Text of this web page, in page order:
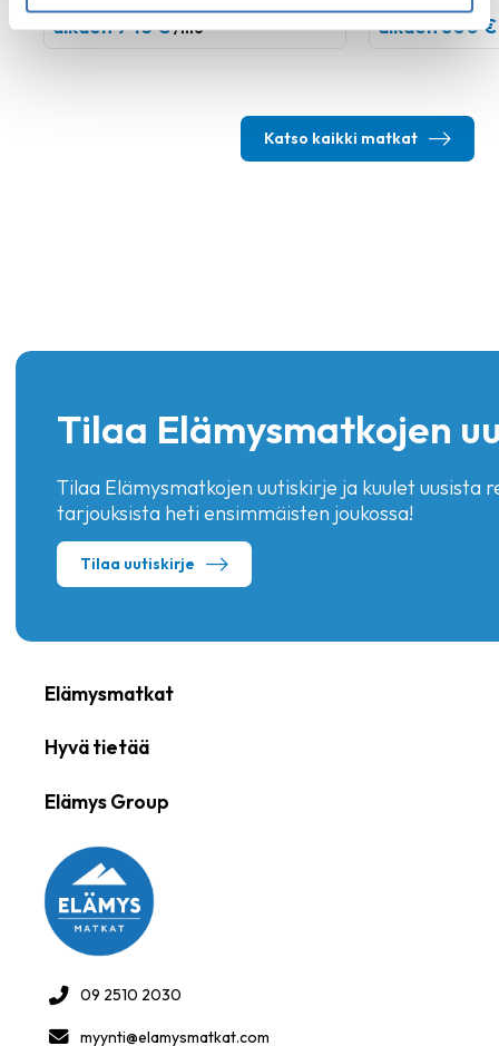
alkaen 945 €/hlö alkaen 800 €
Katso kaikki matkat
Tilaa Elämysmatkojen
Tilaa Elämysmatkojen uutiskirje ja kuulet uusista
tarjouksista heti ensimmäisten joukossa!
Tilaa uutiskirje
Elämysmatkat
Hyvä tietää
Elämys Group
09 2510 2030
myynti@elamysmatkat.com